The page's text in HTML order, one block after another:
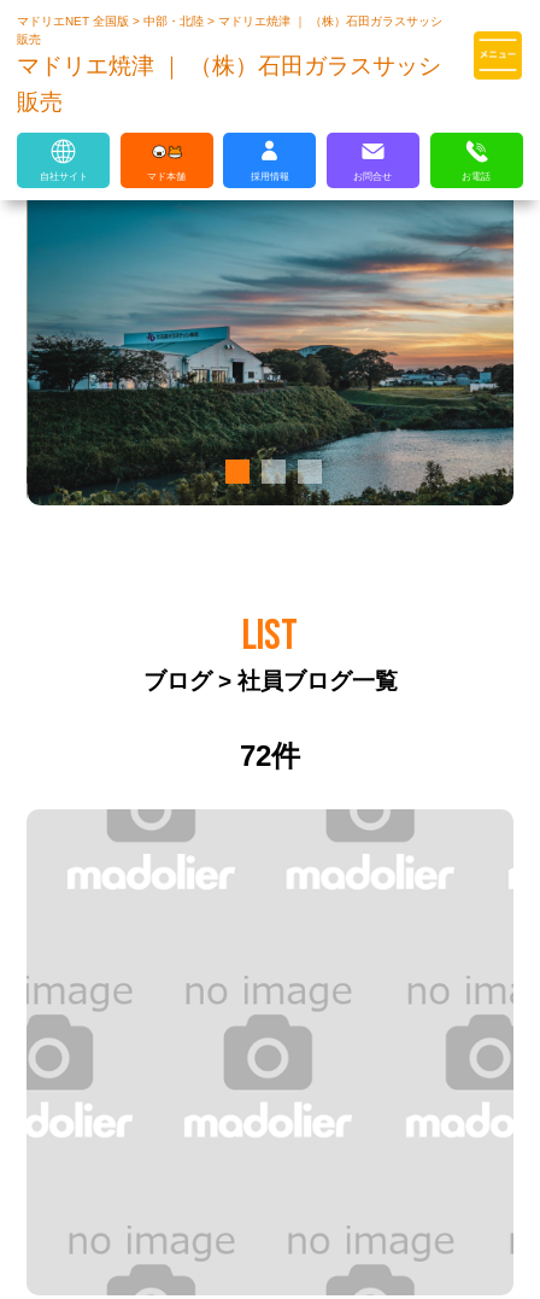
マドリエはLIXILの厳しい基準を
マドリエNET 全国版>中部・北陸>マドリエ焼津 ｜ （株）石田ガラスサッシ
販売
マドリエ焼津 ｜ （株）石田ガラスサッシ
販売
自社サイト マド本舗 採用情報 お問合せ お電話
LIST
ブログ > 社員ブログ一覧
72件